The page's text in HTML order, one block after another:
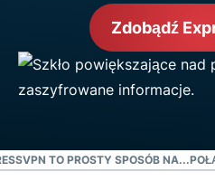
Zdobądź
TO PROSTY SPOSÓB NA...